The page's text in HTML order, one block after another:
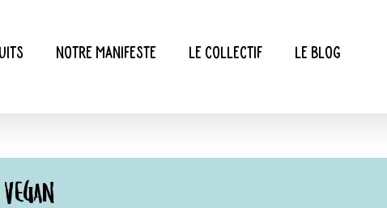
Notre manifeste Le collectif Le blog